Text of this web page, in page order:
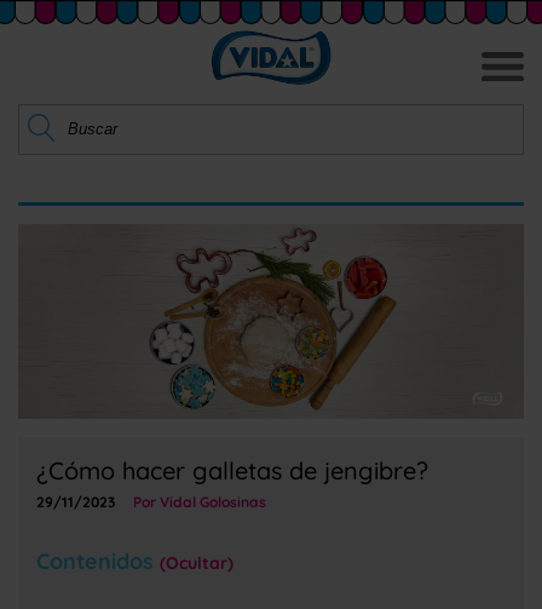
¿Cómo hacer galletas de jengibre?
29/11/2023 Por Vidal Golosinas
Contenidos Ocultar